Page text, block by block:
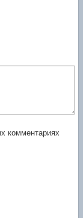
комментариях